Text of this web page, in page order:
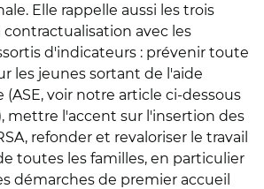
Elle rappelle aussi les trois
contractualisation avec les
d'indicateurs : prévenir toute
les jeunes sortant de l'aide
(ASE, voir notre article ci-dessous
mettre l'accent sur l'insertion des
refonder et revaloriser le travail
toutes les familles, en particulier
démarches de premier accueil